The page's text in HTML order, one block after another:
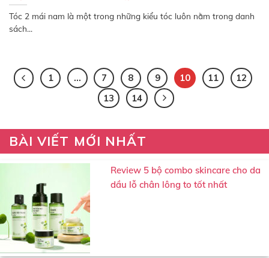
Tóc 2 mái nam là một trong những kiểu tóc luôn nằm trong danh
sách...
1 … 7 8 9 10 11
12
13
14
BÀI VIẾT MỚI NHẤT
Review 5 bộ combo skincare cho da
dầu lỗ chân lông to tốt nhất